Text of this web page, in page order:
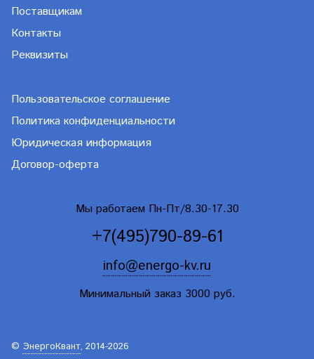
Поставщикам
Контакты
Реквизиты
Пользовательское соглашение
Политика конфиденциальности
Юридическая информация
Договор-оферта
Мы работаем Пн-Пт/8.30-17.30
+7(495)790-89-61
info@energo-kv.ru
Минимальный заказ 3000 руб.
© ЭнергоКвант, 2014-2026